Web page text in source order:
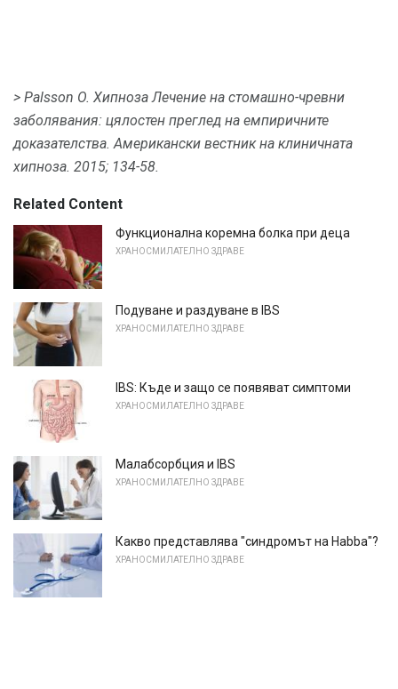
> Palsson O. Хипноза Лечение на стомашно-чревни
заболявания: цялостен преглед на емпиричните
доказателства. Американски вестник на клиничната
хипноза. 2015; 134-58.
Related Content
Функционална коремна болка при деца
ХРАНОСМИЛАТЕЛНО ЗДРАВЕ
Подуване и раздуване в IBS
ХРАНОСМИЛАТЕЛНО ЗДРАВЕ
IBS: Къде и защо се появяват симптоми
ХРАНОСМИЛАТЕЛНО ЗДРАВЕ
Малабсорбция и IBS
ХРАНОСМИЛАТЕЛНО ЗДРАВЕ
Какво представлява "синдромът на Habba"?
ХРАНОСМИЛАТЕЛНО ЗДРАВЕ